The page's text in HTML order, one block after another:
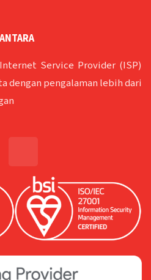
Service Provider (ISP)
dengan pengalaman lebih dari